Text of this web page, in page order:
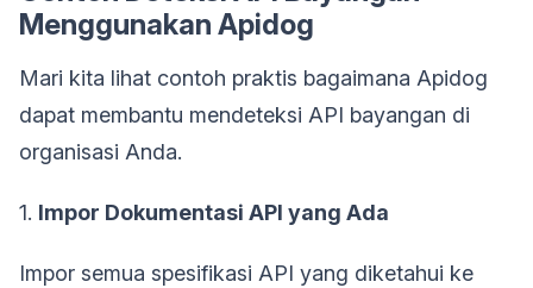
Menggunakan Apidog
Mari kita lihat contoh praktis bagaimana Apidog
dapat membantu mendeteksi API bayangan di
organisasi Anda.
1. Impor Dokumentasi API yang Ada
Impor semua spesifikasi API yang diketahui ke